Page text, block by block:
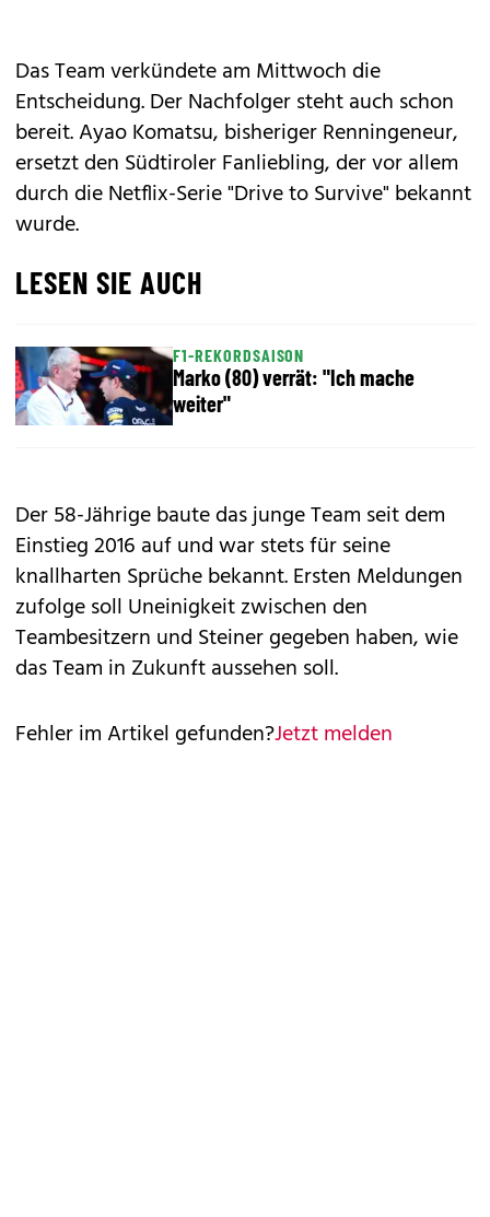
Das Team verkündete am Mittwoch die
Entscheidung. Der Nachfolger steht auch schon
bereit. Ayao Komatsu, bisheriger Renningeneur,
ersetzt den Südtiroler Fanliebling, der vor allem
durch die Netflix-Serie "Drive to Survive" bekannt
wurde.
LESEN SIE AUCH
F1-REKORDSAISON
Marko (80) verrät: "Ich mache
weiter"
Der 58-Jährige baute das junge Team seit dem
Einstieg 2016 auf und war stets für seine
knallharten Sprüche bekannt. Ersten Meldungen
zufolge soll Uneinigkeit zwischen den
Teambesitzern und Steiner gegeben haben, wie
das Team in Zukunft aussehen soll.
Fehler im Artikel gefunden?Jetzt melden